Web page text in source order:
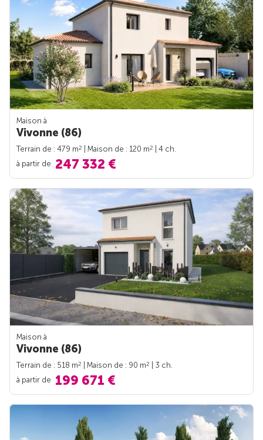
Maison à
Vivonne (86)
Terrain de : 479 m2 | Maison de : 120 m2
| 4 ch.
à partir de 247 332 €
Maison à
Vivonne (86)
Terrain de : 518 m2 | Maison de : 90 m2
| 3 ch.
à partir de 199 671 €